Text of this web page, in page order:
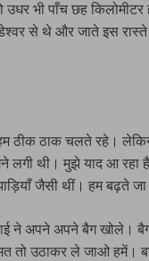
भी पाँच छह किलोमीटर
से थे और जाते इस
ठाक चलते रहे। लेकिन
लगी थी। मुझे याद आ
जैसी थीं। हम बढ़ते
ने अपने अपने बैग खोले।
तो उठाकर ले जाओ